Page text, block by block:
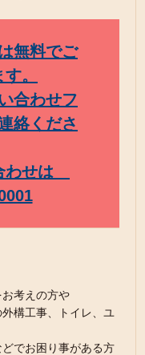
無料でご
。
合わせフ
絡くださ
わせは
考えの方や
構工事、トイレ、ユ
でお困り事がある方